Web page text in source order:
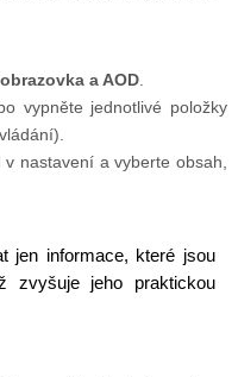
a AOD.
vypněte jednotlivé položky
v nastavení a vyberte obsah,
jen informace, které jsou
zvyšuje jeho praktickou